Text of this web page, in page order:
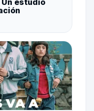
estudio